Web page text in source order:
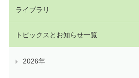
ライブラリ
トピックスとお知らせ一覧
2026年